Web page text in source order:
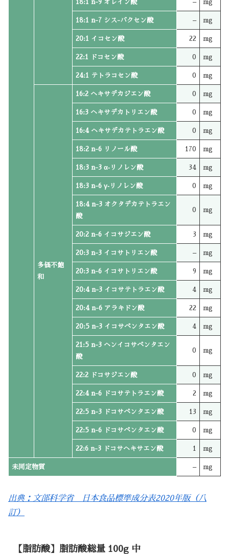
18:1 n-9 オレイン酸 – mg
18:1 n-7 シス-バクセン酸 – mg
20:1 イコセン酸 22 mg
22:1 ドコセン酸 0 mg
24:1 テトラコセン酸 0 mg
多価不飽
和
16:2 ヘキサデカジエン酸 0 mg
16:3 ヘキサデカトリエン酸 0 mg
16:4 ヘキサデカテトラエン酸 0 mg
18:2 n-6 リノール酸 170 mg
18:3 n-3 α‐リノレン酸 34 mg
18:3 n-6 γ‐リノレン酸 0 mg
18:4 n-3 オクタデカテトラエン
酸
0 mg
20:2 n-6 イコサジエン酸 3 mg
20:3 n-3 イコサトリエン酸 – mg
20:3 n-6 イコサトリエン酸 9 mg
20:4 n-3 イコサテトラエン酸 4 mg
20:4 n-6 アラキドン酸 22 mg
20:5 n-3 イコサペンタエン酸 4 mg
21:5 n-3 ヘンイコサペンタエン
酸
0 mg
22:2 ドコサジエン酸 0 mg
22:4 n-6 ドコサテトラエン酸 2 mg
22:5 n-3 ドコサペンタエン酸 13 mg
22:5 n-6 ドコサペンタエン酸 0 mg
22:6 n-3 ドコサヘキサエン酸 1 mg
未同定物質 – mg
出典：文部科学省 日本食品標準成分表2020年版（八
訂）
【脂肪酸】脂肪酸総量 100g 中